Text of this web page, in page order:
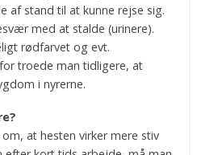
af stand til at kunne rejse sig.
med at stalde (urinere).
rødfarvet og evt.
troede man tidligere, at
i nyrerne.
at hesten virker mere stiv